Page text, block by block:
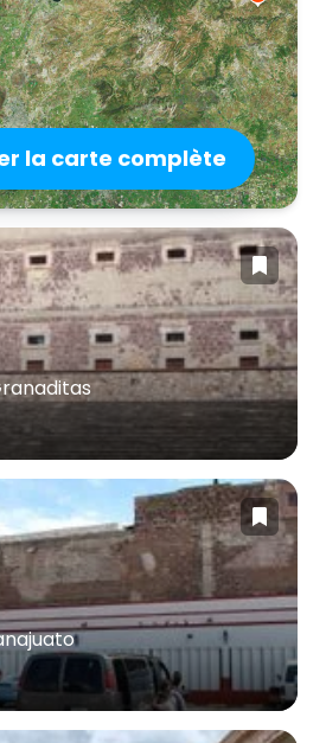
la carte complète